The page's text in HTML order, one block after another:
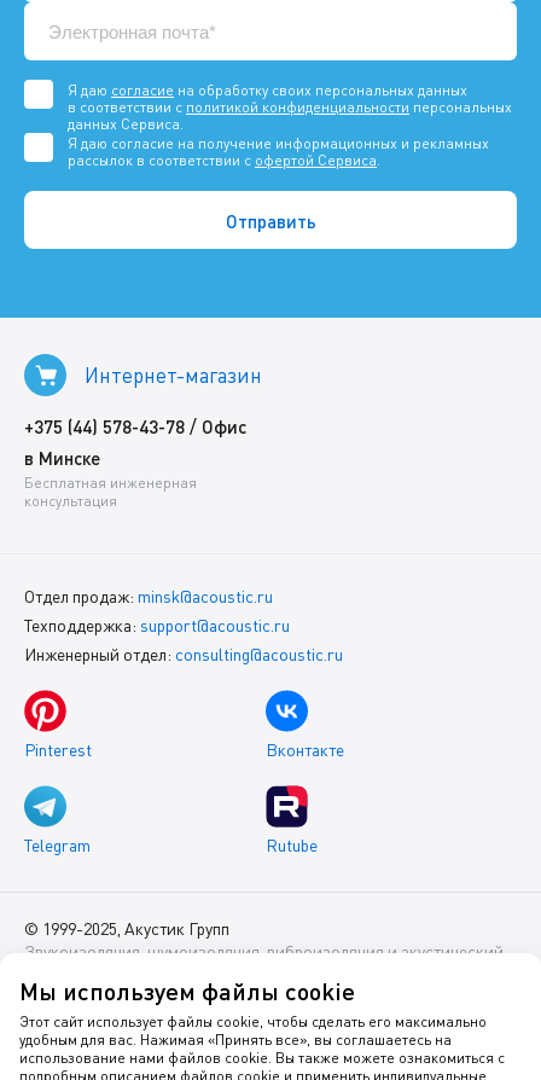
Я даю согласие на обработку своих персональных данных
в соответствии с политикой конфиденциальности персональных
данных Сервиса.
Я даю согласие на получение информационных и рекламных
рассылок в соответствии с офертой Сервиса.
Интернет-магазин
+375 (44) 578-43-78 / Офис
в Минске
Бесплатная инженерная
консультация
Отдел продаж: minsk@acoustic.ru
Техподдержка: support@acoustic.ru
Инженерный отдел: consulting@acoustic.ru
Pinterest Вконтакте
Telegram Rutube
© 1999-2025, Акустик Групп
Звукоизоляция, шумоизоляция, виброизоляция и акустический
Данный интернет-сайт носит исключительно информационный
характер и ни при каких условиях не является публичной
офертой.
Мы используем файлы cookie
Этот сайт использует файлы cookie, чтобы сделать его максимально
удобным для вас. Нажимая «Принять все», вы соглашаетесь на
использование нами файлов cookie. Вы также можете ознакомиться с
подробным описанием файлов cookie и применить индивидуальные